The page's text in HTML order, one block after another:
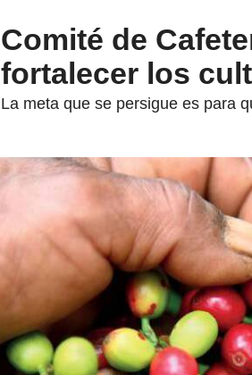
Comité de
fortalecer los
La meta que se persigue es para